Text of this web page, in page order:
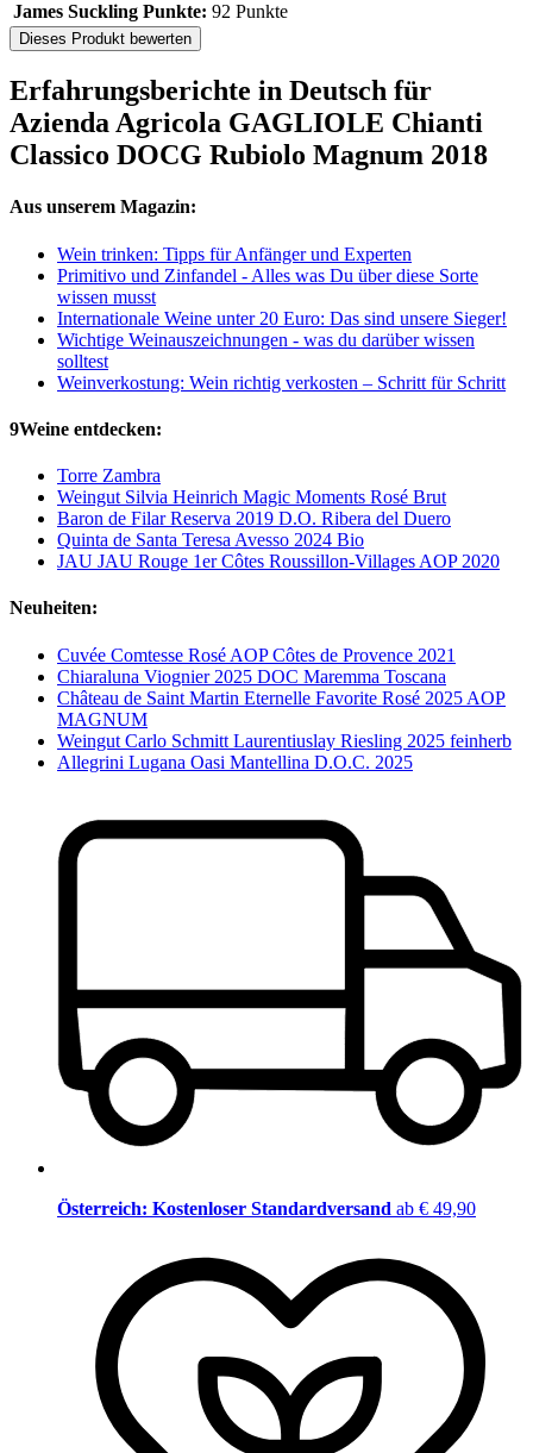
James Suckling Punkte: 92 Punkte
Dieses Produkt bewerten
Erfahrungsberichte in Deutsch für
Azienda Agricola GAGLIOLE Chianti
Classico DOCG Rubiolo Magnum 2018
Aus unserem Magazin:
Wein trinken: Tipps für Anfänger und Experten
Primitivo und Zinfandel - Alles was Du über diese Sorte
wissen musst
Internationale Weine unter 20 Euro: Das sind unsere Sieger!
Wichtige Weinauszeichnungen - was du darüber wissen
solltest
Weinverkostung: Wein richtig verkosten – Schritt für Schritt
9Weine entdecken:
Torre Zambra
Weingut Silvia Heinrich Magic Moments Rosé Brut
Baron de Filar Reserva 2019 D.O. Ribera del Duero
Quinta de Santa Teresa Avesso 2024 Bio
JAU JAU Rouge 1er Côtes Roussillon-Villages AOP 2020
Neuheiten:
Cuvée Comtesse Rosé AOP Côtes de Provence 2021
Chiaraluna Viognier 2025 DOC Maremma Toscana
Château de Saint Martin Eternelle Favorite Rosé 2025 AOP
MAGNUM
Weingut Carlo Schmitt Laurentiuslay Riesling 2025 feinherb
Allegrini Lugana Oasi Mantellina D.O.C. 2025
Österreich: Kostenloser Standardversand ab € 49,90